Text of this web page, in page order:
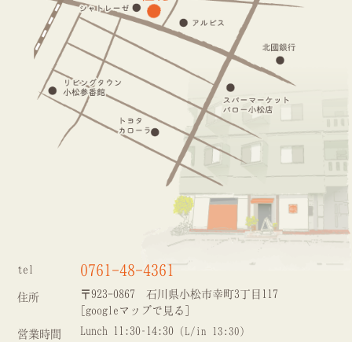
tel 0761-48-4361
住所
〒923-0867 石川県小松市幸町3丁目117
[googleマップで見る]
営業時間 Lunch 11:30–14:30 (L/in 13:30)